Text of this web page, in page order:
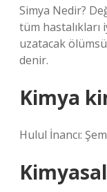
Simya Nedir?
tüm hastalıkları
uzatacak
denir.
Kimya
Hulul İnancı: